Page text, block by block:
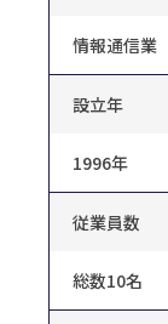
情報通信業
設立年
1996年
従業員数
総数10名